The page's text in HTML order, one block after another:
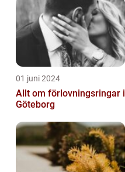
01 juni 2024
Allt om förlovningsringar i
Göteborg